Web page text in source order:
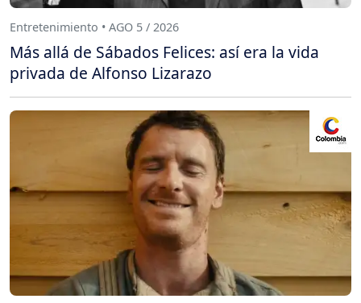
Entretenimiento • AGO 5 / 2026
Más allá de Sábados Felices: así era la vida
privada de Alfonso Lizarazo